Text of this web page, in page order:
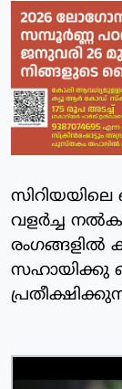
വളര്‍ച്ച
സഹായിക്കു